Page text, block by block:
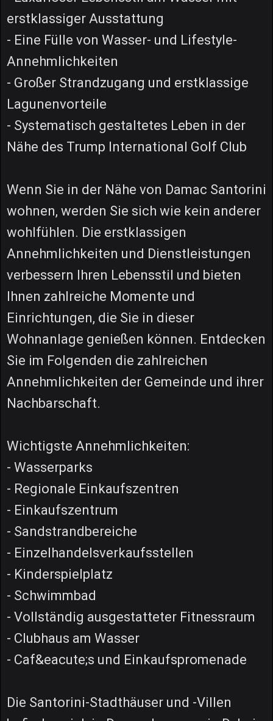
erstklassiger Ausstattung
- Eine Fülle von Wasser- und Lifestyle-
Annehmlichkeiten
- Großer Strandzugang und erstklassige
Lagunenvorteile
- Systematisch gestaltetes Leben in der
Nähe des Trump International Golf Club
Wenn Sie in der Nähe von Damac Santorini
wohnen, werden Sie sich wie kein anderer
wohlfühlen. Die erstklassigen
Annehmlichkeiten und Dienstleistungen
verbessern Ihren Lebensstil und bieten
Ihnen zahlreiche Momente und
Einrichtungen, die Sie in dieser
Wohnanlage genießen können. Entdecken
Sie im Folgenden die zahlreichen
Annehmlichkeiten der Gemeinde und ihrer
Nachbarschaft.
Wichtigste Annehmlichkeiten:
- Wasserparks
- Regionale Einkaufszentren
- Einkaufszentrum
- Sandstrandbereiche
- Einzelhandelsverkaufsstellen
- Kinderspielplatz
- Schwimmbad
- Vollständig ausgestatteter Fitnessraum
- Clubhaus am Wasser
- Caf&eacute;s und Einkaufspromenade
Die Santorini-Stadthäuser und -Villen